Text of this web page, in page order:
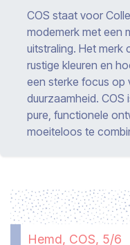
COS staat voor
modemerk met een
uitstraling. Het merk
rustige kleuren en
een sterke focus op
duurzaamheid.
pure, functionele
moeiteloos te
Hemd, COS, 5/6